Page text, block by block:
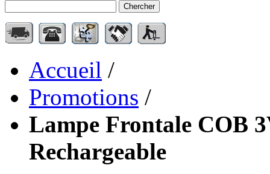
Chercher
Accueil /
Promotions /
Lampe Frontale COB
Rechargeable